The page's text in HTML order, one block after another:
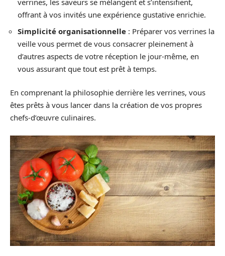
verrines, les saveurs se mélangent et s’intensifient,
offrant à vos invités une expérience gustative enrichie.
Simplicité organisationnelle : Préparer vos verrines la
veille vous permet de vous consacrer pleinement à
d’autres aspects de votre réception le jour-même, en
vous assurant que tout est prêt à temps.
En comprenant la philosophie derrière les verrines, vous
êtes prêts à vous lancer dans la création de vos propres
chefs-d’œuvre culinaires.